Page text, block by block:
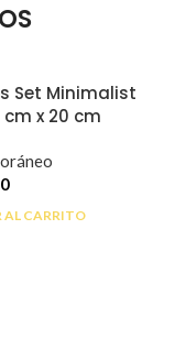
Set Minimalist
cm x 20 cm
AL CARRITO